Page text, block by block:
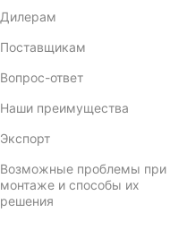
Дилерам
Поставщикам
Вопрос-ответ
Наши преимущества
Экспорт
Возможные проблемы при
монтаже и способы их
решения